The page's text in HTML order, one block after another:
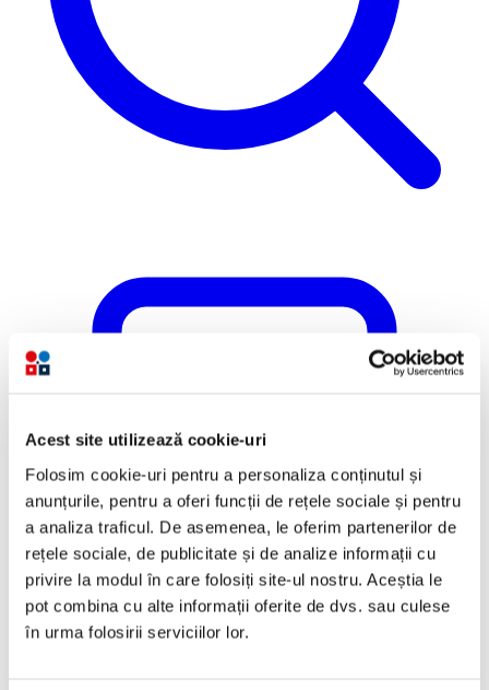
Acest site utilizează cookie-uri
Folosim cookie-uri pentru a personaliza conținutul și
anunțurile, pentru a oferi funcții de rețele sociale și pentru
a analiza traficul. De asemenea, le oferim partenerilor de
rețele sociale, de publicitate și de analize informații cu
privire la modul în care folosiți site-ul nostru. Aceștia le
pot combina cu alte informații oferite de dvs. sau culese
în urma folosirii serviciilor lor.